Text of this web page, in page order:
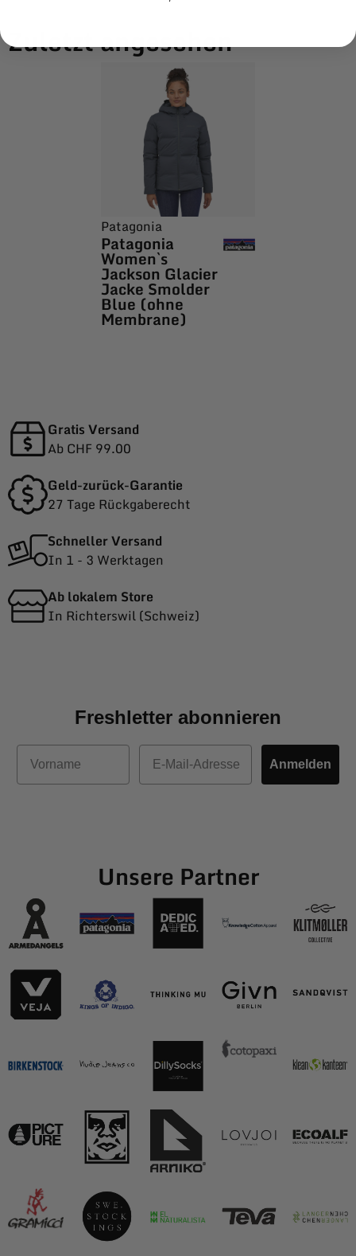
Zuletzt angesehen
Patagonia
Patagonia
Women`s
Jackson Glacier
Jacke Smolder
Blue (ohne
Membrane)
Gratis Versand
Ab CHF 99.00
Geld-zurück-Garantie
27 Tage Rückgaberecht
Schneller Versand
In 1 - 3 Werktagen
Ab lokalem Store
In Richterswil (Schweiz)
Freshletter abonnieren
Vorname
E-Mail
Anmelden
Unsere Partner